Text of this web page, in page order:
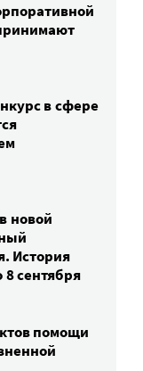
в сфере
новой
История
сентября
помощи